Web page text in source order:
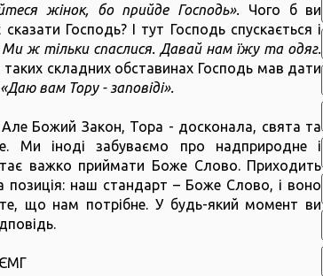
жінок, бо прийде Господь».
Чого б ви
Господь? І тут Господь спускається і
Ми ж тільки спаслися. Давай нам їжу та одяг.
складних обставинах Господь мав дати
«Даю вам Тору - заповіді».
Але Божий Закон, Тора - досконала, свята та
Ми іноді забуваємо про надприродне і
важко приймати Боже Слово. Приходить
позиція: наш стандарт – Боже Слово, і воно
що нам потрібне. У будь-який момент ви